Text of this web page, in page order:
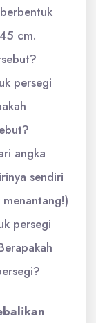
cm.
persegi
angka
sendiri
persegi